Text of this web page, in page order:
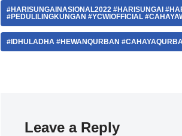
#HARISUNGAINASIONAL2022 #HARISUNGAI
#PEDULILINGKUNGAN #YCWIOFFICIAL
#IDHULADHA #HEWANQURBAN
Leave a Reply